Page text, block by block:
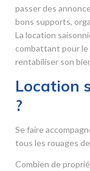
passer des
bons supports,
La location
combattant pour
rentabiliser son
Location
?
Se faire
tous les rouages
Combien de